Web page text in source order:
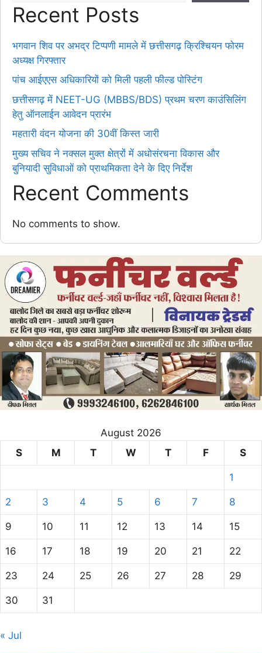
Recent Posts
भगवान शिव पर अभद्र टिप्पणी मामले में छत्तीसगढ़ क्रिश्चियन फोरम
अध्यक्ष गिरफ्तार
पांच आईएएस अधिकारियों को मिली पहली फील्ड पोस्टिंग
छत्तीसगढ़ में NEET-UG (MBBS/BDS) प्रथम चरण काउंसिलिंग
हेतु ऑनलाईन आवेदन प्रारंभ
महतारी वंदन योजना की 30वीं किस्त जारी
मुख्य सचिव ने नक्सल मुक्त क्षेत्रों में अधोसंरचना विकास और
बुनियादी सुविधाओं को प्राथमिकता देने के दिए निर्देश
Recent Comments
No comments to show.
August 2026
S
M T W T F S
1
2 3 4 5 6 7 8
9 10 11 12 13 14 15
16 17 18 19 20 21 22
23 24 25 26 27 28 29
30 31
« Jul